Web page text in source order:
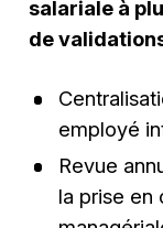
salariale à
de
employé
Revue
la prise en